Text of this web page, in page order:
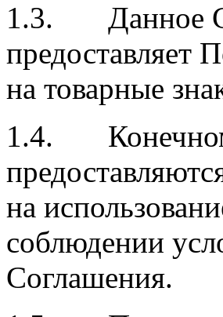
1.3. Данное
предоставляет
на товарные
1.4.
на
соблюдении
Соглашения.